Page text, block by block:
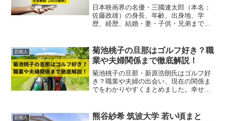
弟まで完全解説【2025最新】
日本映画界の名優・三國連太郎（本名：
佐藤政雄）の身長、年齢、出身地、学
歴、経歴、結婚・妻・子供・兄弟まで完
芸能人
菊池桃子の旦那はゴルフ好き？職
業や夫婦関係まで徹底解説！
菊池桃子の旦那・新原浩朗氏はゴルフ好
き？職業や夫婦の出会い、現在の関係ま
でをわかりやすくまとめました。幸せな
芸能人
熊谷紗希 筑波大学 若い頃まと